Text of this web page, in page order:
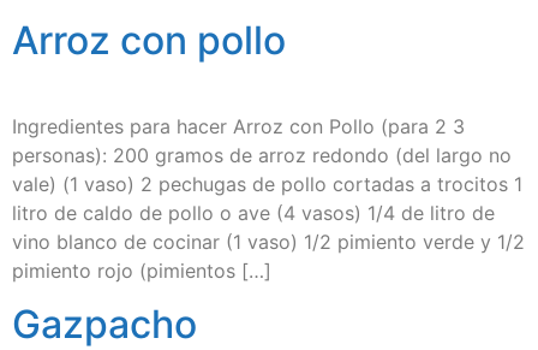
Arroz con pollo
Ingredientes para hacer Arroz con Pollo (para 2 3
personas): 200 gramos de arroz redondo (del largo no
vale) (1 vaso) 2 pechugas de pollo cortadas a trocitos 1
litro de caldo de pollo o ave (4 vasos) 1/4 de litro de
vino blanco de cocinar (1 vaso) 1/2 pimiento verde y 1/2
pimiento rojo (pimientos […]
Gazpacho